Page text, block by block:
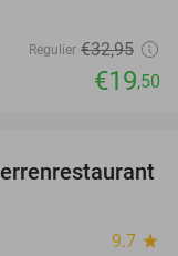
Regulier €32,95
€19,50
48%
9.7 star